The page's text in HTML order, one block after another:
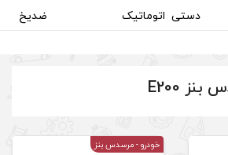
ضدیخ
اکتان